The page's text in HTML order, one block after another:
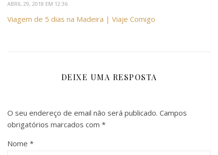
ABRIL 29, 2018 EM 12:36
Viagem de 5 dias na Madeira | Viaje Comigo
DEIXE UMA RESPOSTA
O seu endereço de email não será publicado. Campos
obrigatórios marcados com *
Nome *